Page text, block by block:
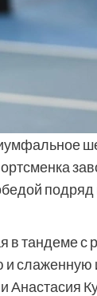
подряд
тандеме с
слаженную
Анастасия